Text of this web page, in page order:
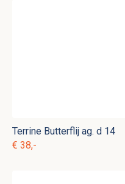
Terrine Butterflij ag. d 14
€ 38,-